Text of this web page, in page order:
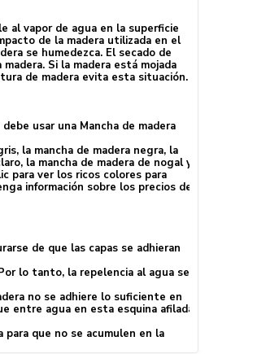
al vapor de agua en la superficie
de la madera utilizada en el
se humedezca. El secado de
Si la madera está mojada
de madera evita esta situación.
usar una Mancha de madera
la mancha de madera negra, la
la mancha de madera de nogal y
para ver los ricos colores para
información sobre los precios de
de que las capas se adhieran
lo tanto, la repelencia al agua se
no se adhiere lo suficiente en
entre agua en esta esquina afilada
para que no se acumulen en la